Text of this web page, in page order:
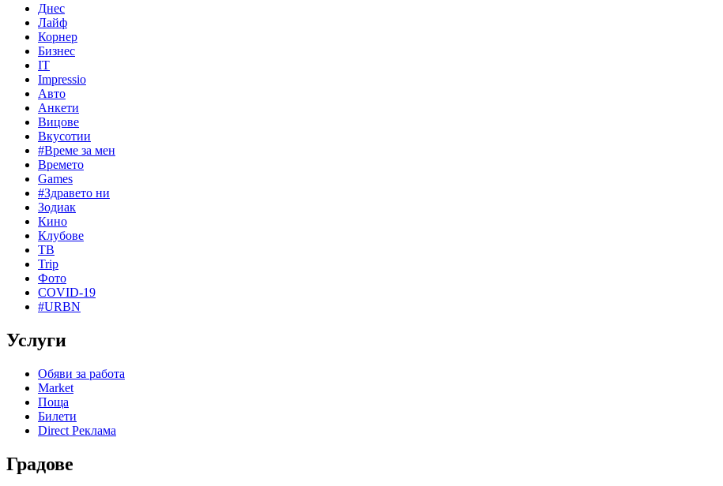
Днес
Лайф
Корнер
Бизнес
IT
Impressio
Авто
Анкети
Вицове
Вкусотии
#Време за мен
Времето
Games
#Здравето ни
Зодиак
Кино
Клубове
ТВ
Trip
Фото
COVID-19
#URBN
Услуги
Обяви за работа
Market
Поща
Билети
Direct Реклама
Градове